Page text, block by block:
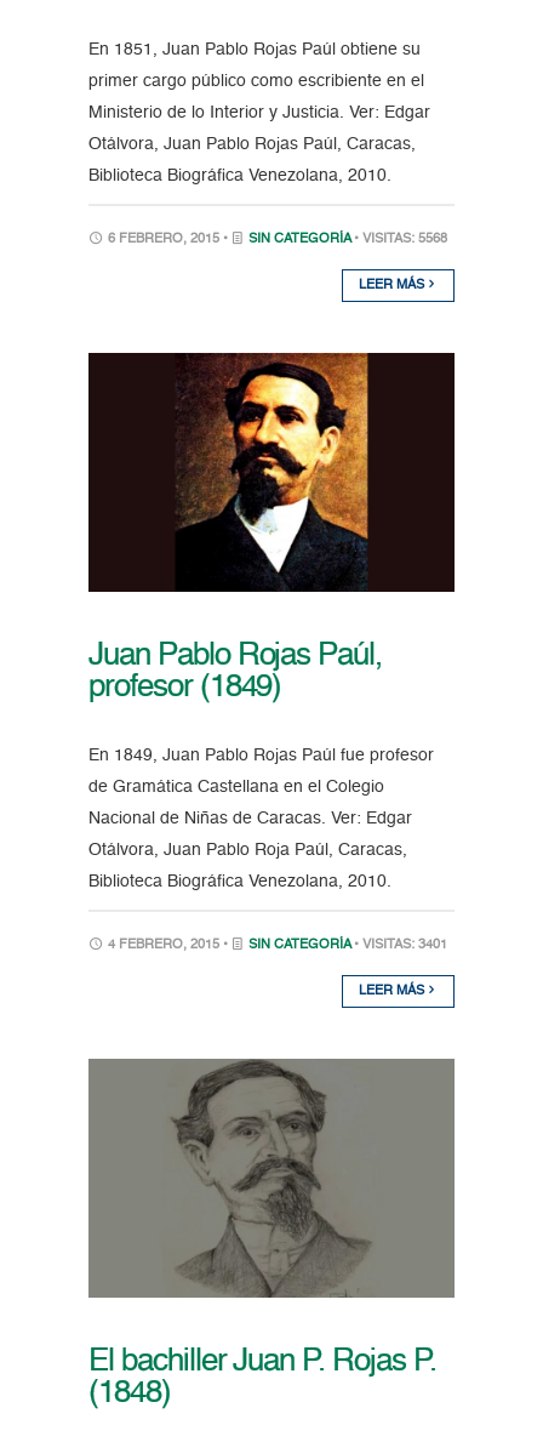
En 1851, Juan Pablo Rojas Paúl obtiene su
primer cargo público como escribiente en el
Ministerio de lo Interior y Justicia. Ver: Edgar
Otálvora, Juan Pablo Rojas Paúl, Caracas,
Biblioteca Biográfica Venezolana, 2010.
6 FEBRERO, 2015 • SIN CATEGORÍA • VISITAS: 5568
LEER MÁS
Juan Pablo Rojas Paúl,
profesor (1849)
En 1849, Juan Pablo Rojas Paúl fue profesor
de Gramática Castellana en el Colegio
Nacional de Niñas de Caracas. Ver: Edgar
Otálvora, Juan Pablo Roja Paúl, Caracas,
Biblioteca Biográfica Venezolana, 2010.
4 FEBRERO, 2015 • SIN CATEGORÍA • VISITAS: 3401
LEER MÁS
El bachiller Juan P. Rojas P.
(1848)